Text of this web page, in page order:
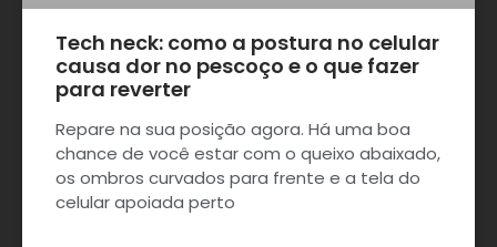
Tech neck: como a postura no celular
causa dor no pescoço e o que fazer
para reverter
Repare na sua posição agora. Há uma boa
chance de você estar com o queixo abaixado,
os ombros curvados para frente e a tela do
celular apoiada perto